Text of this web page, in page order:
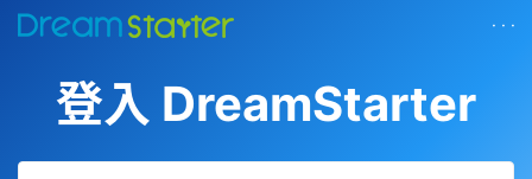
· · ·
登入 DreamStarter